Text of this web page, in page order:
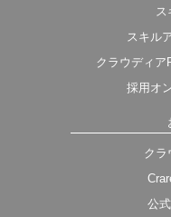
ス
スキル
クラウディア
採用オ
クラ
公